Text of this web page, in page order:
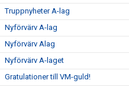
Truppnyheter A-lag
Nyförvärv A-lag
Nyförvärv Alag
Nyförvärv A-laget
Gratulationer till VM-guld!